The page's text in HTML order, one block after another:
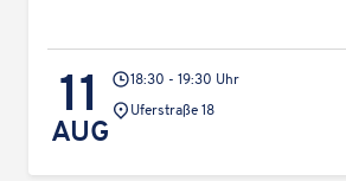
11
AUG
18:30 - 19:30 Uhr
Veranstaltungsort:
Uferstraße 18